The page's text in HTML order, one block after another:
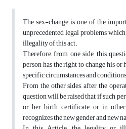
The sex-change is one of the
unprecedented legal problems
illegality of this act.
Therefore, from one side, this
person has the right to change his
specific circumstances and
From the other sides, after the
question will be raised that, if such
or her birth certificate, or in
recognizes the new gender and new